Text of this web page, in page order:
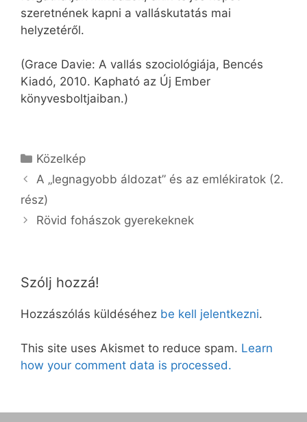
szeretnének kapni a valláskutatás mai
helyzetéről.
(Grace Davie: A vallás szociológiája, Bencés
Kiadó, 2010. Kapható az Új Ember
könyvesboltjaiban.)
Kategória
Közelkép
A „legnagyobb áldozat” és az emlékiratok (2.
rész)
Rövid fohászok gyerekeknek
Szólj hozzá!
Hozzászólás küldéséhez be kell jelentkezni.
This site uses Akismet to reduce spam. Learn
how your comment data is processed.